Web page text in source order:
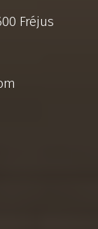
Fréjus